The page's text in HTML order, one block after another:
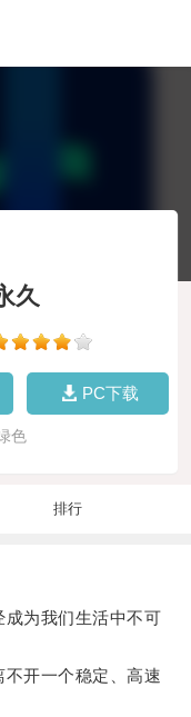
久
PC下载
色
排行
为我们生活中不可
开一个稳定、高速